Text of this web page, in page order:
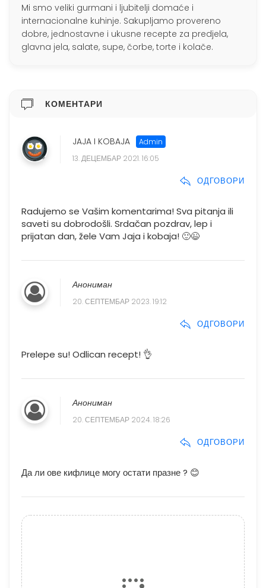
Mi smo veliki gurmani i ljubitelji domaće i
internacionalne kuhinje. Sakupljamo provereno
dobre, jednostavne i ukusne recepte za predjela,
glavna jela, salate, supe, čorbe, torte i kolače.
КОМЕНТАРИ
JAJA I KOBAJA
13. ДЕЦЕМБАР 2021. 16:05
ОДГОВОРИ
Radujemo se Vašim komentarima! Sva pitanja ili
saveti su dobrodošli. Srdačan pozdrav, lep i
prijatan dan, žele Vam Jaja i kobaja! 🙂😉
Анониман
20. СЕПТЕМБАР 2023. 19:12
ОДГОВОРИ
Prelepe su! Odlican recept! 👌
Анониман
20. СЕПТЕМБАР 2024. 18:26
ОДГОВОРИ
Да ли ове кифлице могу остати празне ? 😊